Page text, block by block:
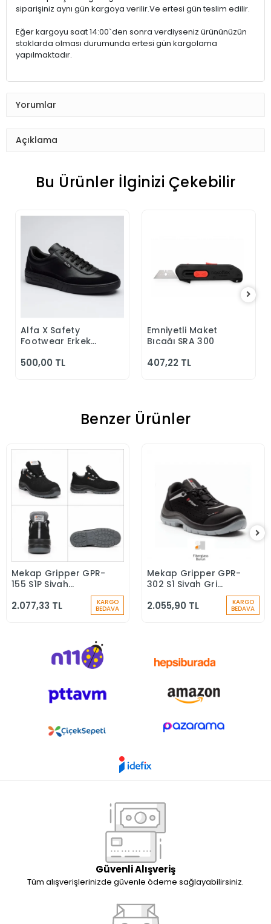
siparişiniz aynı gün kargoya verilir.Ve ertesi gün teslim edilir.
Eğer kargoyu saat 14:00`den sonra verdiyseniz ürününüzün
stoklarda olması durumunda ertesi gün kargolama
yapılmaktadır.
Yorumlar
Açıklama
Bu Ürünler İlginizi Çekebilir
Sepete Ekle
Alfa X Safety
Footwear Erkek
Klasik Ayakkabı
500,00 TL
Sepete Ekle
Emniyetli Maket
Bıçağı SRA 300
407,22 TL
Benzer Ürünler
Sepete Ekle
Mekap Gripper GPR-
155 S1P Siyah
Microfiber Kompozit
Iş Güvenlik
2.077,33 TL KARGO
BEDAVA
Sepete Ekle
Mekap Gripper GPR-
302 S1 Siyah Gri
Fiberglass Burun İş
Ayakkabısı
2.055,90 TL KARGO
BEDAVA
Güvenli Alışveriş
Tüm alışverişlerinizde güvenle ödeme sağlayabilirsiniz.